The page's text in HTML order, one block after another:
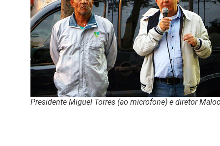
Presidente Miguel Torres (ao microfone) e diretor